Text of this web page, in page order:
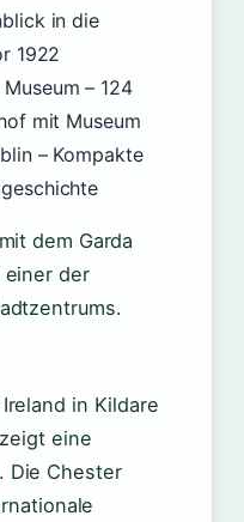
in die
1922
– 124
mit Museum
– Kompakte
dem Garda
einer der
in Kildare
eine
Die Chester